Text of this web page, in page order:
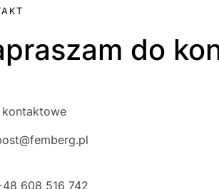
do
kontaktowe
608 516 742